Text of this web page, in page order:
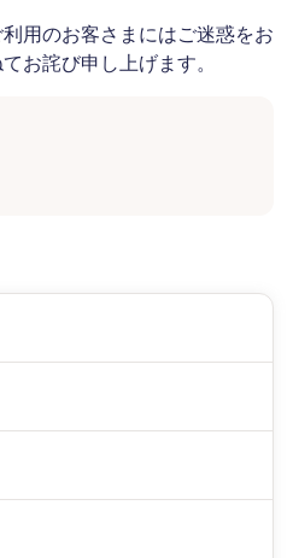
用のお客さまにはご迷惑をお
お詫び申し上げます。